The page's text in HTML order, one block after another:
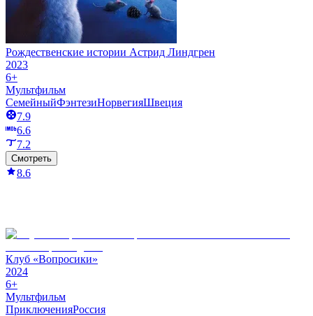
Рождественские истории Астрид Линдгрен
2023
6+
Мультфильм
СемейныйФэнтезиНорвегияШвеция
7.9
6.6
7.2
Смотреть
8.6
Клуб «Вопросики»
2024
6+
Мультфильм
ПриключенияРоссия